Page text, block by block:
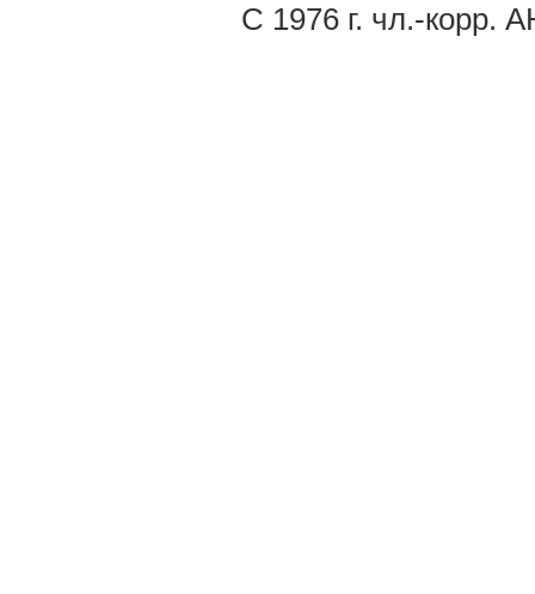
С 1976 г. чл.-корр.